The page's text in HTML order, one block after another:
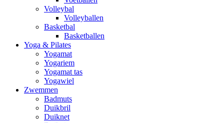
Volleybal
Volleyballen
Basketbal
Basketballen
Yoga & Pilates
Yogamat
Yogariem
Yogamat tas
Yogawiel
Zwemmen
Badmuts
Duikbril
Duiknet